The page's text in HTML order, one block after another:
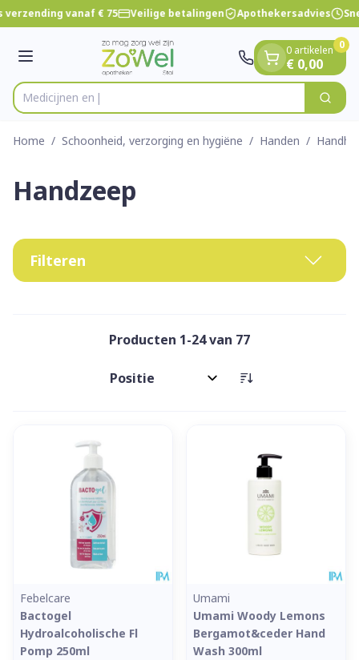
Ga naar de inhoud
1 van 1vanaf € 75 Veilige betalingen Apothekersadvies
Menu
Product, merk, categorie... Zoek
0 artikelen
€ 0,00
0
Home / Schoonheid, verzorging en hygiëne / Handen /
Handzeep
Filteren
Producten 1-24van 77
Sorteer op:
Febelcare
Bactogel
Hydroalcoholische Fl
Pomp 250ml
Umami
Umami Woody Lemons
Bergamot&ceder Hand
Wash 300ml